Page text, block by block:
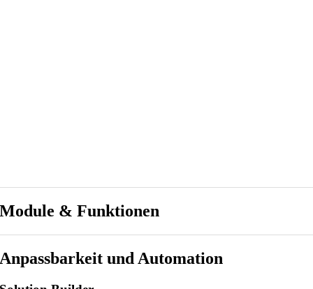
Module & Funktionen
Anpassbarkeit und Automation